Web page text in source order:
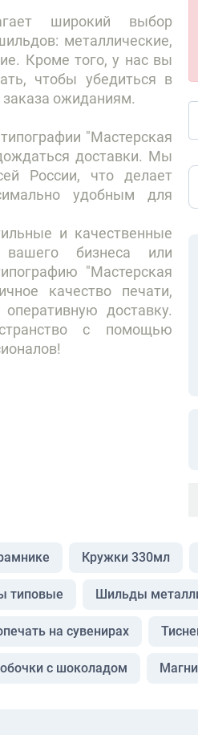
широкий выбор
металлические,
Кроме того, у нас вы
чтобы убедиться в
заказа ожиданиям.
"Мастерская
доставки. Мы
России, что делает
удобным для
и качественные
бизнеса или
"Мастерская
качество печати,
доставку.
с помощью
Кружки 330мл
типовые Шильды
на сувенирах
с шоколадом